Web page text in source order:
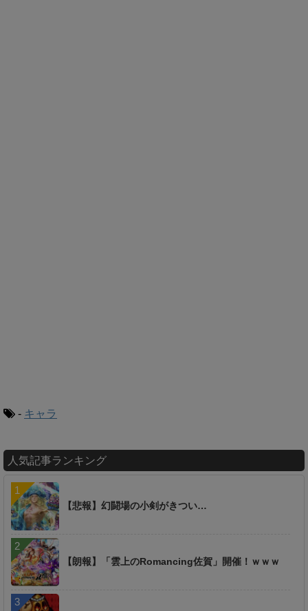
- キャラ
人気記事ランキング
【悲報】幻闘場の小剣がきつい…
【朗報】「雲上のRomancing佐賀」開催！ｗｗｗ